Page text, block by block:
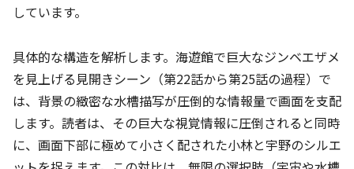
しています。
具体的な構造を解析します。海遊館で巨大なジンベエザメ
を見上げる見開きシーン（第22話から第25話の過程）で
は、背景の緻密な水槽描写が圧倒的な情報量で画面を支配
します。読者は、その巨大な視覚情報に圧倒されると同時
に、画面下部に極めて小さく配された小林と宇野のシルエ